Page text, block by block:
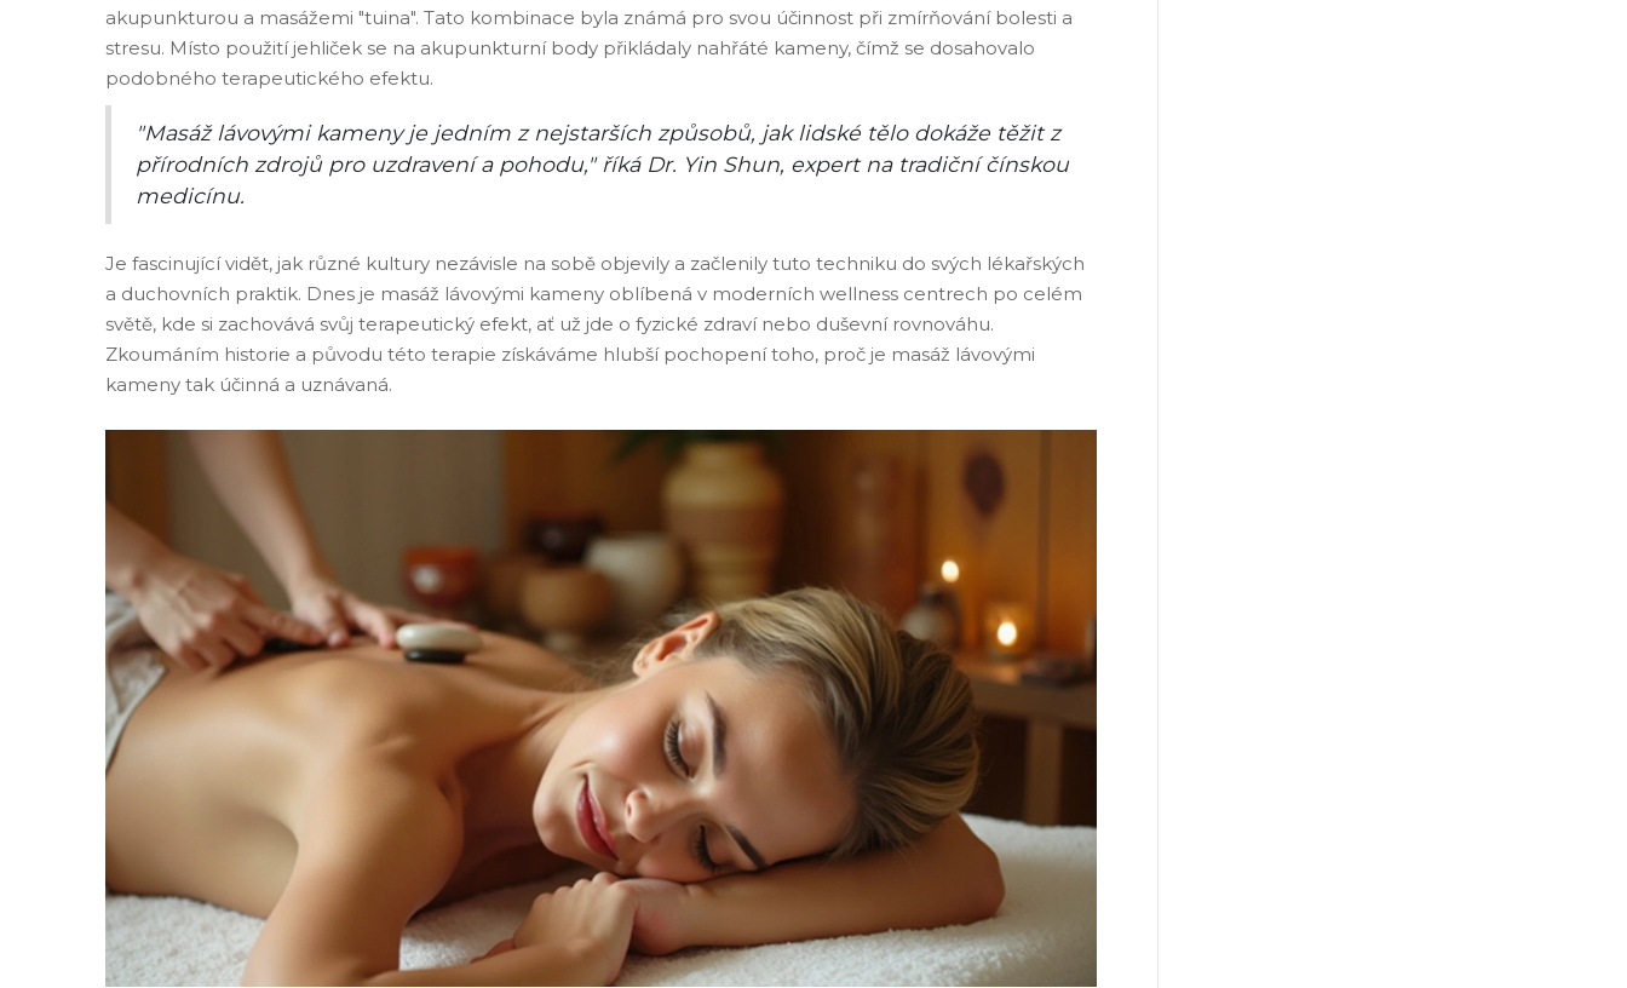
akupunkturou a masážemi "tuina". Tato kombinace byla známá pro svou účinnost při zmírňování bolesti a
stresu. Místo použití jehliček se na akupunkturní body přikládaly nahřáté kameny, čímž se dosahovalo
podobného terapeutického efektu.
"Masáž lávovými kameny je jedním z nejstarších způsobů, jak lidské tělo dokáže těžit z
přírodních zdrojů pro uzdravení a pohodu," říká Dr. Yin Shun, expert na tradiční čínskou
medicínu.
Je fascinující vidět, jak různé kultury nezávisle na sobě objevily a začlenily tuto techniku do svých lékařských
a duchovních praktik. Dnes je masáž lávovými kameny oblíbená v moderních wellness centrech po celém
světě, kde si zachovává svůj terapeutický efekt, ať už jde o fyzické zdraví nebo duševní rovnováhu.
Zkoumáním historie a původu této terapie získáváme hlubší pochopení toho, proč je masáž lávovými
kameny tak účinná a uznávaná.